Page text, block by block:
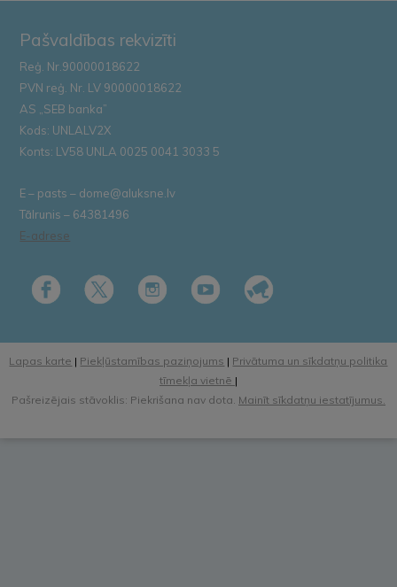
Pašvaldības rekvizīti
Reģ. Nr.90000018622
PVN reģ. Nr. LV 90000018622
AS „SEB banka”
Kods: UNLALV2X
Konts: LV58 UNLA 0025 0041 3033 5
E – pasts – dome@aluksne.lv
Tālrunis – 64381496
E-adrese
Lapas karte | Piekļūstamības paziņojums | Privātuma un sīkdatņu politika
tīmekļa vietnē |
Pašreizējais stāvoklis: Piekrišana nav dota. Mainīt sīkdatņu iestatījumus.